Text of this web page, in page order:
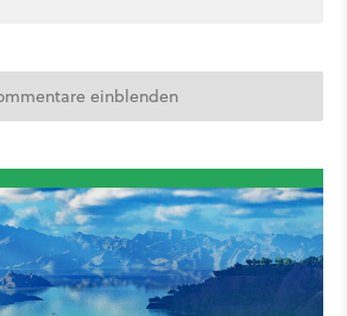
einblenden